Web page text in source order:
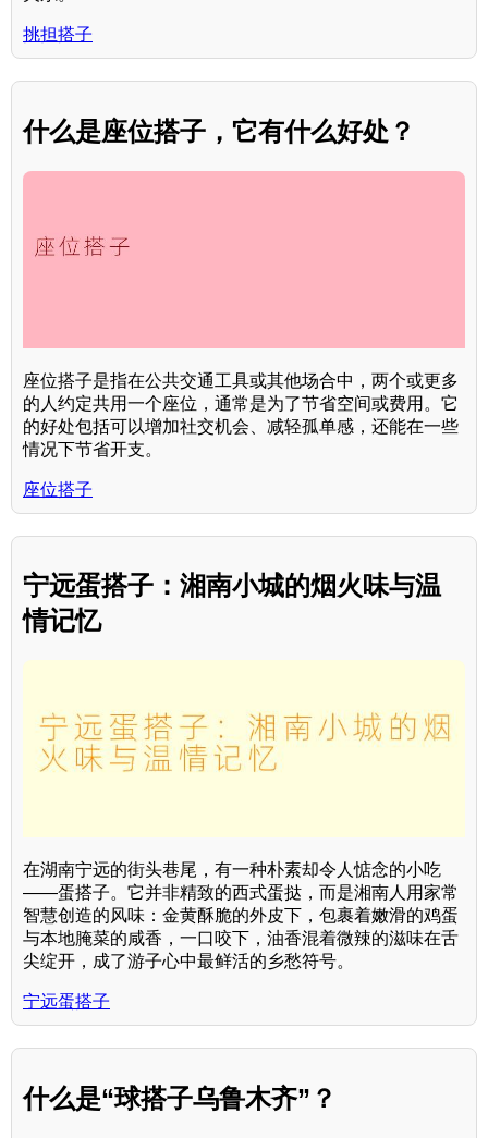
挑担搭子
什么是座位搭子，它有什么好处？
座位搭子是指在公共交通工具或其他场合中，两个或更多
的人约定共用一个座位，通常是为了节省空间或费用。它
的好处包括可以增加社交机会、减轻孤单感，还能在一些
情况下节省开支。
座位搭子
宁远蛋搭子：湘南小城的烟火味与温
情记忆
在湖南宁远的街头巷尾，有一种朴素却令人惦念的小吃
——蛋搭子。它并非精致的西式蛋挞，而是湘南人用家常
智慧创造的风味：金黄酥脆的外皮下，包裹着嫩滑的鸡蛋
与本地腌菜的咸香，一口咬下，油香混着微辣的滋味在舌
尖绽开，成了游子心中最鲜活的乡愁符号。
宁远蛋搭子
什么是“球搭子乌鲁木齐”？